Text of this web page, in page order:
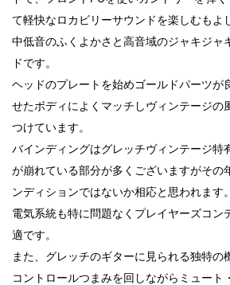
て軽快なロカビリーサウンドを楽しむもよ
中低音のふくよかさと高音域のジャキジャ
ドです。
ヘッドのプレートを始めゴールドパーツが
せたボディによくマッチしヴィンテージの
つけています。
バインディングはグレッチヴィンテージ特
が崩れている部分が多くございますがその
ンディションではないか相応と思われます。
電気系統も特に問題なくプレイヤーズコン
適です。
また、グレッチのギターに見られる独特
コントロールつまみを回しながらミュート